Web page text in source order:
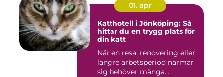
01. apr
Katthotell i Jönköping: Så
hittar du en trygg plats för
din katt
När en resa, renovering eller
längre arbetsperiod närmar
sig behöver många...